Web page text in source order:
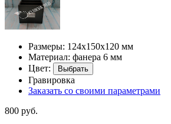
Размеры: 124х150х120 мм
Материал: фанера 6 мм
Цвет:
Выбрать
Гравировка
Заказать со своими параметрами
800 руб.